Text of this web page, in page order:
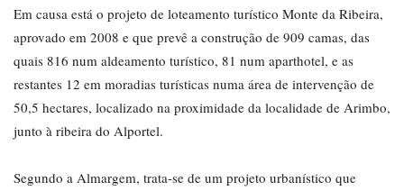
Em causa está o projeto de loteamento turístico Monte da Ribeira,
aprovado em 2008 e que prevê a construção de 909 camas, das
quais 816 num aldeamento turístico, 81 num aparthotel, e as
restantes 12 em moradias turísticas numa área de intervenção de
50,5 hectares, localizado na proximidade da localidade de Arimbo,
junto à ribeira do Alportel.
Segundo a Almargem, trata-se de um projeto urbanístico que